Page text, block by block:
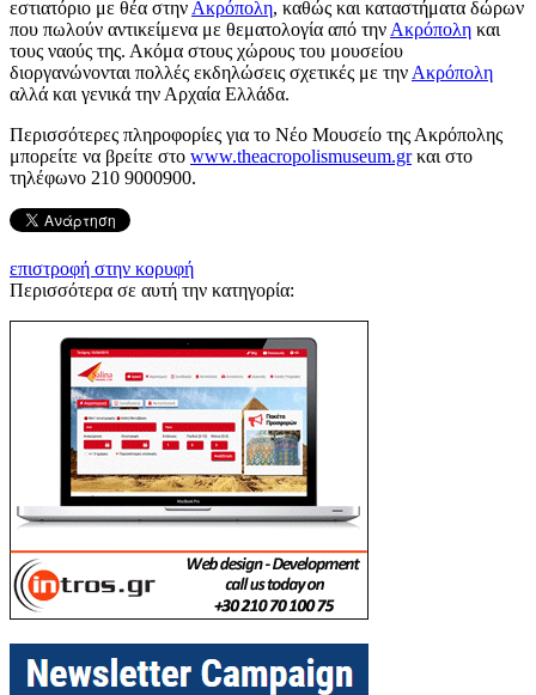
εστιατόριο με θέα στην Ακρόπολη, καθώς και καταστήματα δώρων
που πωλούν αντικείμενα με θεματολογία από την Ακρόπολη και
τους ναούς της. Ακόμα στους χώρους του μουσείου
διοργανώνονται πολλές εκδηλώσεις σχετικές με την Ακρόπολη
αλλά και γενικά την Αρχαία Ελλάδα.
Περισσότερες πληροφορίες για το Νέο Μουσείο της Ακρόπολης
μπορείτε να βρείτε στο www.theacropolismuseum.grκαι στο
τηλέφωνο 210 9000900.
επιστροφή στην κορυφή
Περισσότερα σε αυτή την κατηγορία: